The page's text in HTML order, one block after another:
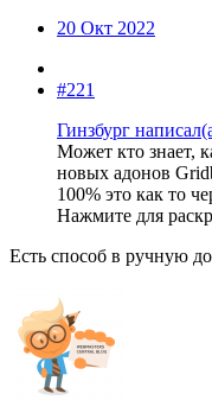
20 Окт 2022
#221
Гинзбург
Может кто знает,
новых адонов
100% это как то
Нажмите для
Есть способ в ручную